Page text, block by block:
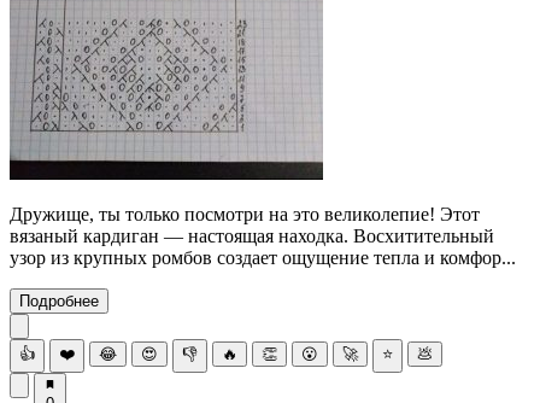
Дружище, ты только посмотри на это великолепие! Этот
вязаный кардиган — настоящая находка. Восхитительный
узор из крупных ромбов создает ощущение тепла и комфор...
Подробнее
👍 ❤️ 😂 😍 👎 🔥 👏 😮 🚀 ⭐ 💩